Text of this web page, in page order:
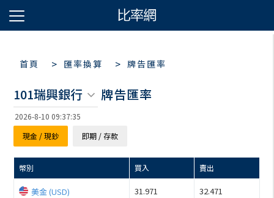
首頁 > 匯率換算 > 牌告匯率
101瑞興銀行 牌告匯率
2026-8-10 09:37:35
現金 / 現鈔
即期 / 存款
幣別 買入 賣出
美金 (USD) 31.971 32.471